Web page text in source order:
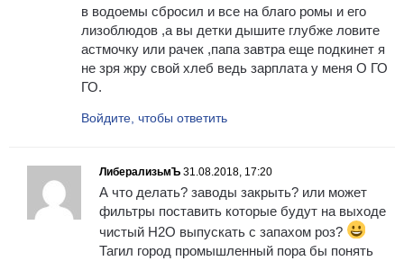
в водоемы сбросил и все на благо ромы и его
лизоблюдов ,а вы детки дышите глубже ловите
астмочку или рачек ,папа завтра еще подкинет я
не зря жру свой хлеб ведь зарплата у меня О ГО
ГО.
Войдите, чтобы ответить
ЛиберализьмЪ 31.08.2018, 17:20
А что делать? заводы закрыть? или может
фильтры поставить которые будут на выходе
чистый Н2О выпускать с запахом роз?
Тагил город промышленный пора бы понять